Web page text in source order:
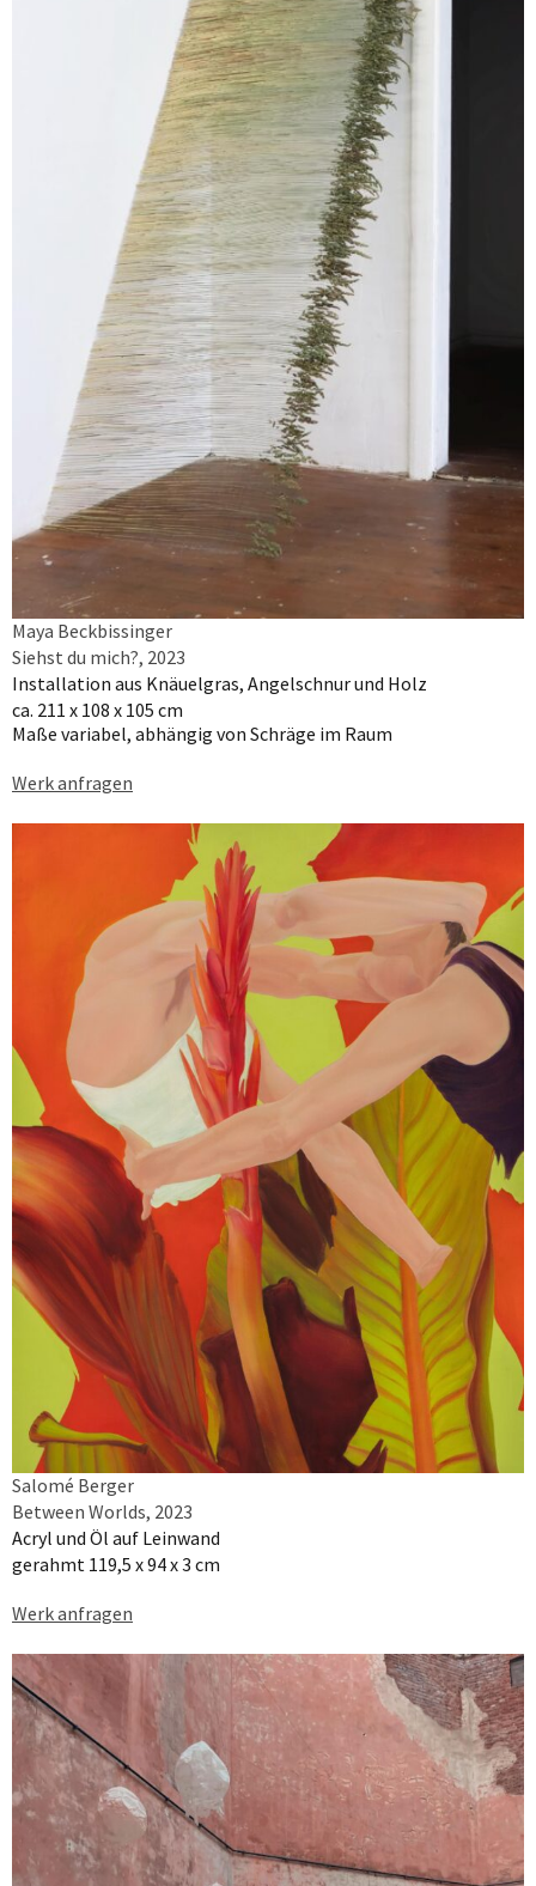
Maya Beckbissinger
Siehst du mich?, 2023
Installation aus Knäuelgras, Angelschnur und Holz
ca. 211 x 108 x 105 cm
Maße variabel, abhängig von Schräge im Raum
Werk anfragen
Salomé Berger
Between Worlds, 2023
Acryl und Öl auf Leinwand
gerahmt 119,5 x 94 x 3 cm
Werk anfragen